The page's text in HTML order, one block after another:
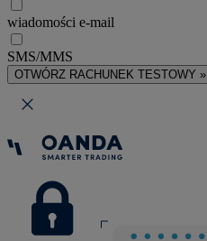
wiadomości e-mail
SMS/MMS
OTWÓRZ RACHUNEK TESTOWY »